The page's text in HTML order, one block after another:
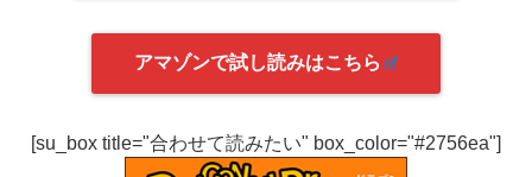
アマゾンで試し読みはこちら
[su_box title="合わせて読みたい" box_color="#2756ea"]